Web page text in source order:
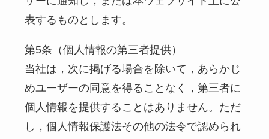
表するものとします。
第5条（個人情報の第三者提供）
当社は，次に掲げる場合を除いて，あらかじ
めユーザーの同意を得ることなく，第三者に
個人情報を提供することはありません。ただ
し，個人情報保護法その他の法令で認められ